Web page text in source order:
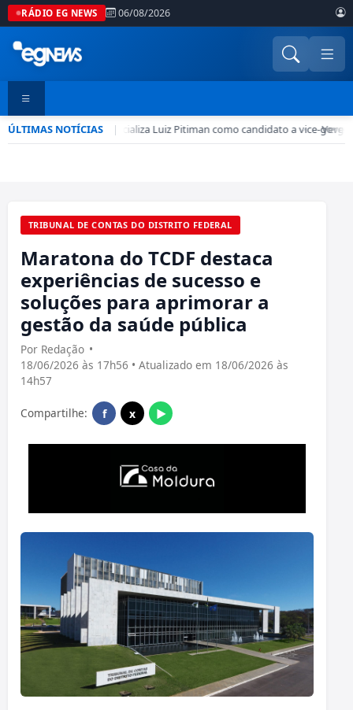
RÁDIO EG NEWS 06/08/2026
ÚLTIMAS NOTÍCIAS |
PSD-DF oficializa Luiz Pitiman como candidato a vice-
•
TRIBUNAL DE CONTAS DO DISTRITO FEDERAL
Maratona do TCDF destaca
experiências de sucesso e
soluções para aprimorar a
gestão da saúde pública
Por Redação •
18/06/2026 às 17h56 • Atualizado em 18/06/2026 às
14h57
Compartilhe: f x ▶